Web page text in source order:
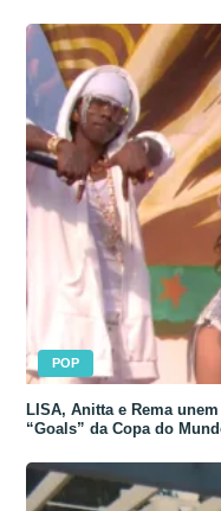
POP
LISA, Anitta e Rema
“Goals” da Copa do